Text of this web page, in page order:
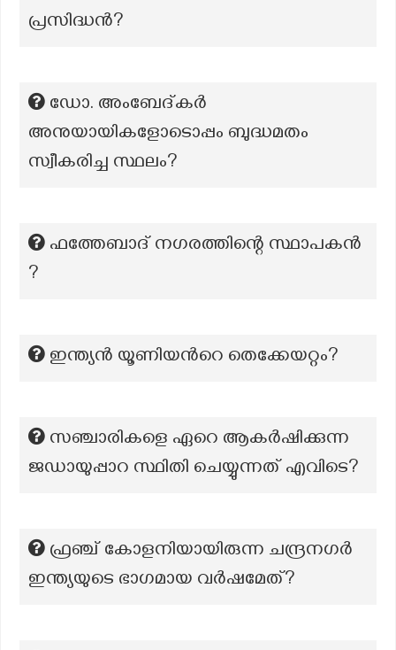
പ്രസിദ്ധൻ?
ഡോ. അംബേദ്കർ
അനുയായികളോടൊപ്പം ബുദ്ധമതം
സ്വീകരിച്ച സ്ഥലം?
ഫത്തേബാദ് നഗരത്തിന്റെ സ്ഥാപകൻ
?
ഇന്ത്യൻ യൂണിയന്‍റെ തെക്കേയറ്റം?
സഞ്ചാരികളെ ഏറെ ആകർഷിക്കുന്ന
ജഡായുപ്പാറ സ്ഥിതി ചെയ്യുന്നത് എവിടെ?
ഫ്രഞ്ച് കോളനിയായിരുന്ന ചന്ദ്രനഗർ
ഇന്ത്യയുടെ ഭാഗമായ വർഷമേത്?